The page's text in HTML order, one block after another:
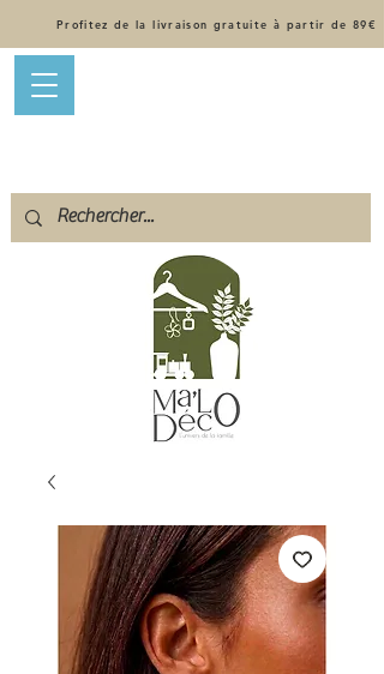
Profitez de la livraison gratuite à partir de 89€